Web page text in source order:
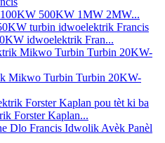
500KW 1MW 2MW...
idwoelektrik Fran...
Mikwo Turbin Turbin 20KW-
Forster Kaplan...